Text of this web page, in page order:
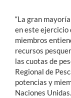
“La gran
en este ejercicio
miembros
recursos
las cuotas de
Regional de
potencias y
Naciones